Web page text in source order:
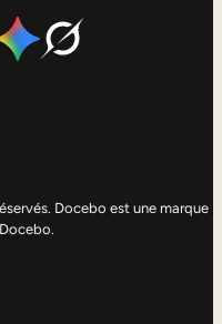
Docebo est une marque